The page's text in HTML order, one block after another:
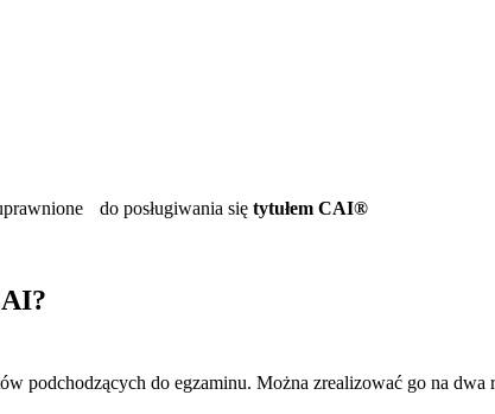
do posługiwania się tytułem CAI®
podchodzących do egzaminu. Można zrealizować go na dwa